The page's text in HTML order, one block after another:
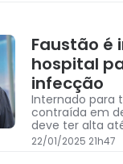
Faustão é
hospital
infecção
Internado para
contraída em
deve ter alta
segundo
22/01/2025 21h47